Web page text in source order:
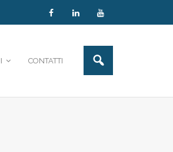
CONTATTI